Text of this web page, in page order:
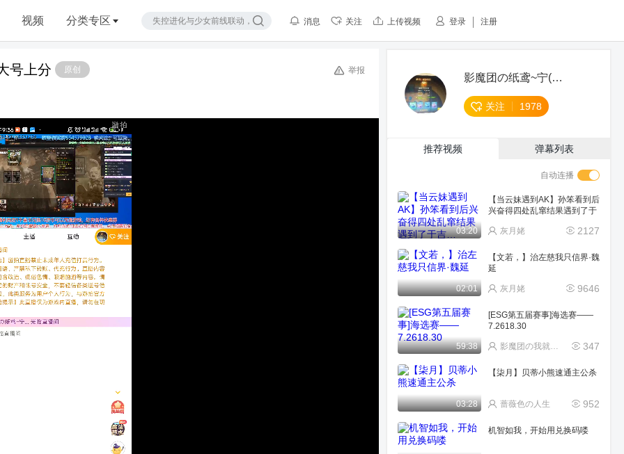
视频 分类专区 登录 注册
消息 关注 上传视频
原创
号上分 举报
影魔团の纸鸢~宁(唱歌
关注 1978
推荐视频 弹幕列表
自动连播
03:20
【当云妹遇到AK】孙笨看到后
兴奋得四处乱窜结果遇到了于
2127
灰月姥
02:01
【文若，】治左慈我只信界·魏
延
9646
灰月姥
59:38
[ESG第五届赛事]海选赛——
7.2618.30
347
影魔团の我就奇怪
03:28
【柒月】贝蒂小熊速通主公杀
952
蔷薇色の人生
机智如我，开始用兑换码喽